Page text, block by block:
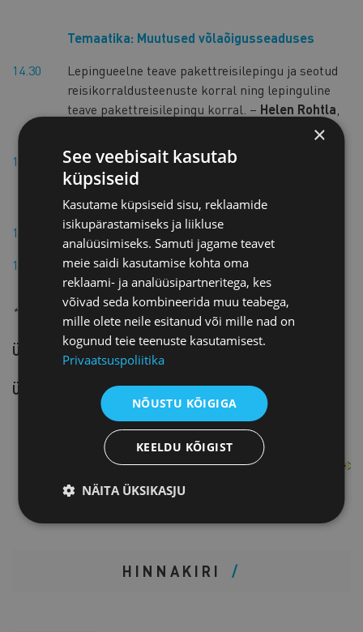
Temaatika: Muutused võlaõigusseaduses
14.30
Lepingueelne teave pakettreisilepingu ja seotud
reisikorraldusteenuste korral ning lepinguline
teave pakettreisilepingu korral. – Helen Rohtla
15.10
Reisikorraldaja ja reisija pakettreisilepingust
tulenevad õigused ja kohustused. –
turismi valdkonna jurist
15.40
Küsimuste esitamise võimalus
16.10
Päeva kokkuvõte
*Korraldaja jätab endale õiguse teha päevakavas muudatusi
Ürituse keel: eesti-vene (sünkroontõlge)
Ürituse materjalid pannakse ülesSIIA.
HINNAKIRI
×
See veebisait kasutab
küpsiseid
Kasutame küpsiseid sisu, reklaamide
isikupärastamiseks ja liikluse
analüüsimiseks. Samuti jagame teavet
meie saidi kasutamise kohta oma
reklaami- ja analüüsipartneritega, kes
võivad seda kombineerida muu teabega,
mille olete neile esitanud või mille nad on
kogunud teie teenuste kasutamisest.
Privaatsuspoliitika
NÕUSTU KÕIGIGA
KEELDU KÕIGIST
NÄITA ÜKSIKASJU